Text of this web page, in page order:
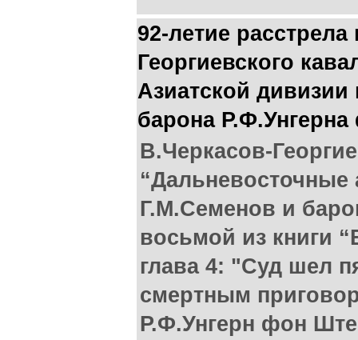
92-летие
Георгиевского
Азиатской дивизии
барона
В.Черкасов-
Г.М.Семенов и
восьмой из книги
глава 4: "Суд шел
смертным
Р.Ф.Унгерн фон